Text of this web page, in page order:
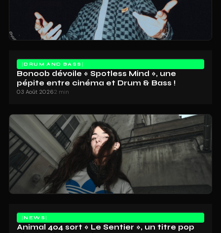
DRUM AND BASS
Bonoob dévoile « Spotless Mind », une
pépite entre cinéma et Drum & Bass !
03 Août 20262 min
NEWS
Animal 404 sort « Le Sentier », un titre pop